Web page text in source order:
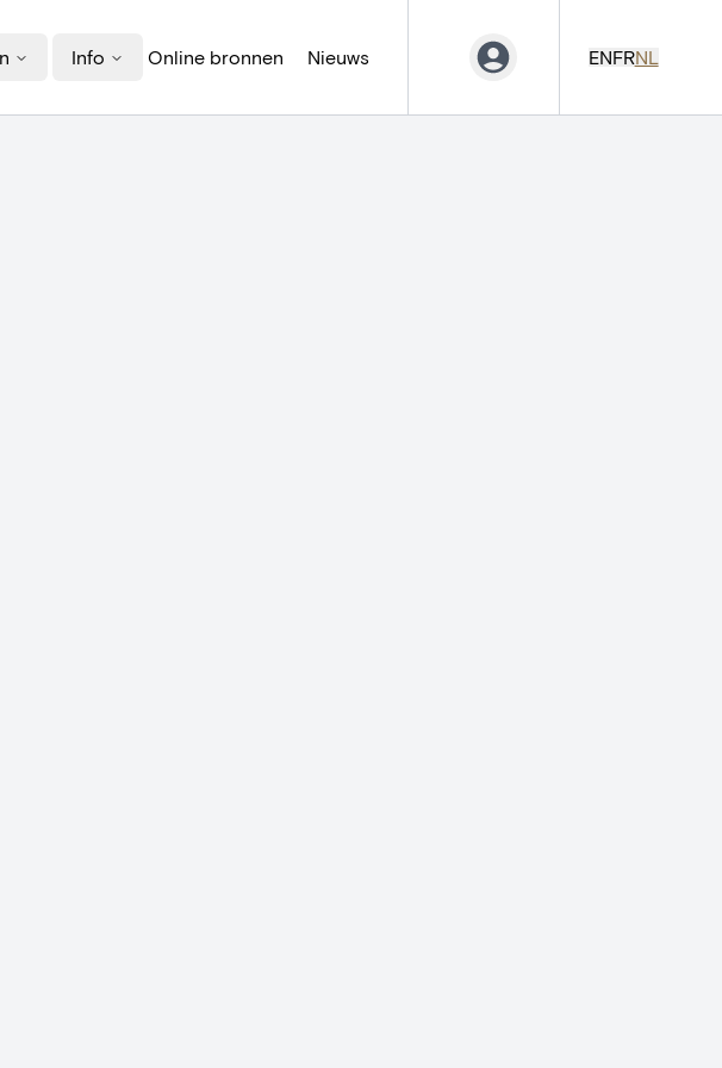
Info Online bronnen Nieuws ENFRNL